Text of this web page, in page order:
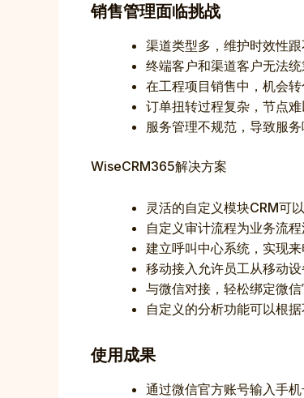
销售管理面临挑战
渠道类型多，维护时效性
终端客户和渠道客户无法
在工程项目销售中，机会
订单扭转过程复杂，节点
服务管理不规范，导致服
WiseCRM365解决方案
灵活的自定义模块CRM可
自定义审计流程为业务流
建立呼叫中心系统，实现
移动接入允许员工从移动
与微信对接，轻松绑定微
自定义的分析功能可以根
使用成果
通过微信官方账号输入手